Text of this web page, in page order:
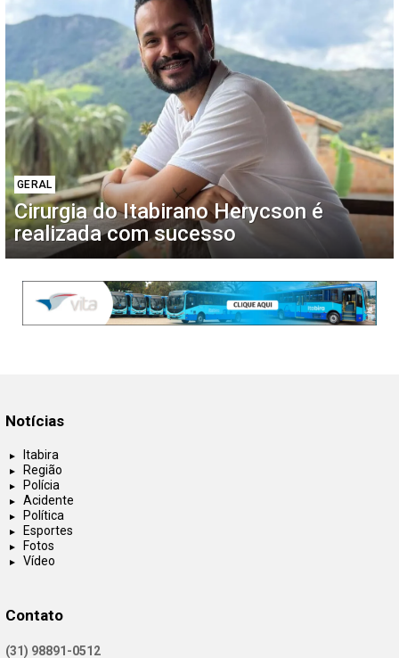
GERAL
Cirurgia do Itabirano Herycson é
realizada com sucesso
Notícias
Itabira
Região
Polícia
Acidente
Política
Esportes
Fotos
Vídeo
Contato
(31) 98891-0512